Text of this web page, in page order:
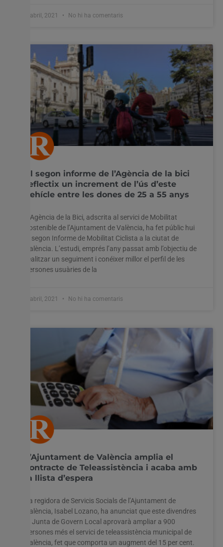
8 abril, 2021 No hi ha comentaris
El segon informe de l’Agència de la bici
reflectix un increment de l’ús d’este
vehícle entre les dones de 25 a 55 anys
L’Agència de la Bici, adscrita al servici de Mobilitat
Sostenible de l’Ajuntament de València, ha fet públic hui
el segon Informe de Mobilitat Ciclista a la ciutat de
València. L’estudi, emprés l’any passat amb l’objectiu de
realitzar un seguiment i conéixer millor el perfil de les
persones usuàries de la
8 abril, 2021 No hi ha comentaris
L’Ajuntament de València amplia el
contracte de Teleassistència i acaba amb
la llista d’espera
La regidora de Servicis Socials de l’Ajuntament de
València, Isabel Lozano, ha anunciat que este divendres
la Junta de Govern Local aprovarà ampliar a 900
persones més el servici de teleassistència municipal de
València, fet que comporta un augment del 15 per cent.
l'experiència més rellevant recordant les vostres preferències
i visites repetides. En fer clic a "Acceptar-ho tot", accepteu
l'ús de TOTES les cookies. Tanmateix, podeu visitar
"Configuració de les galetes" per proporcionar un
consentiment controlat.